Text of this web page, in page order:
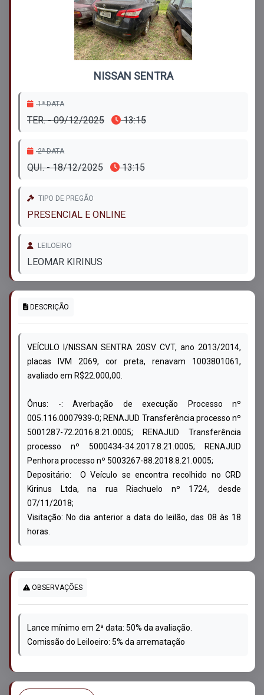
NISSAN SENTRA
1ª DATA
TER. - 09/12/2025 13:15
2ª DATA
QUI. - 18/12/2025 13:15
TIPO DE PREGÃO
PRESENCIAL E ONLINE
LEILOEIRO
LEOMAR KIRINUS
DESCRIÇÃO
VEÍCULO I/NISSAN SENTRA 20SV CVT, ano 2013/2014,
placas IVM 2069, cor preta, renavam 1003801061,
avaliado em R$22.000,00.
Ônus: -: Averbação de execução Processo nº
005.116.0007939-0; RENAJUD Transferência processo nº
5001287-72.2016.8.21.0005; RENAJUD Transferência
processo nº 5000434-34.2017.8.21.0005; RENAJUD
Penhora processo nº 5003267-88.2018.8.21.0005;
Depositário: O Veículo se encontra recolhido no CRD
Kirinus Ltda, na rua Riachuelo nº 1724, desde
07/11/2018;
Visitação: No dia anterior a data do leilão, das 08 às 18
horas.
OBSERVAÇÕES
Lance mínimo em 2ª data: 50% da avaliação.
Comissão do Leiloeiro: 5% da arrematação